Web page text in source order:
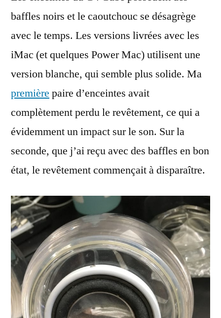
baffles noirs et le caoutchouc se désagrège
avec le temps. Les versions livrées avec les
iMac (et quelques Power Mac) utilisent une
version blanche, qui semble plus solide. Ma
première paire d’enceintes avait
complètement perdu le revêtement, ce qui a
évidemment un impact sur le son. Sur la
seconde, que j’ai reçu avec des baffles en bon
état, le revêtement commençait à disparaître.